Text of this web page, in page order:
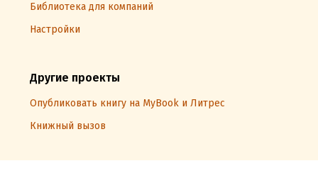
Библиотека для компаний
Настройки
Другие проекты
Опубликовать книгу на MyBook и Литрес
Книжный вызов